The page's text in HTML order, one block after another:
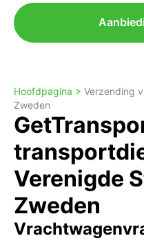
Hoofdpagina > Verzending
Zweden
Verenigde
Zweden